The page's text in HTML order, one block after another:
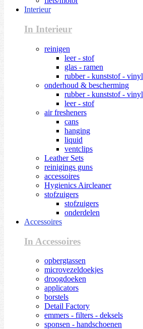
Interieur
In Interieur
reinigen
leer - stof
glas - ramen
rubber - kunststof - vinyl
onderhoud & bescherming
rubber - kunststof - vinyl
leer - stof
air fresheners
cans
hanging
liquid
ventclips
Leather Sets
reinigings guns
accessoires
Hygienics Aircleaner
stofzuigers
stofzuigers
onderdelen
Accessoires
In Accessoires
opbergtassen
microvezeldoekjes
droogdoeken
applicators
borstels
Detail Factory
emmers - filters - deksels
sponsen - handschoenen